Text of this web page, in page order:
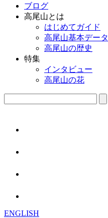
ブログ
高尾山とは
はじめてガイド
高尾山基本データ
高尾山の歴史
特集
インタビュー
高尾山の花
ENGLISH